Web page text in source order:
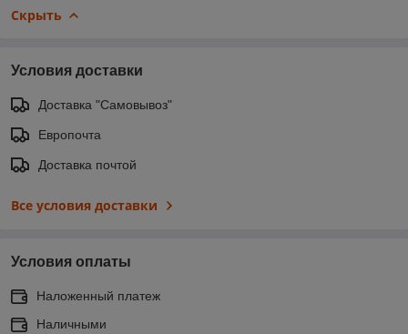
Скрыть
Условия доставки
Доставка "Самовывоз"
Европочта
Доставка почтой
Все условия доставки
Условия оплаты
Наложенный платеж
Наличными